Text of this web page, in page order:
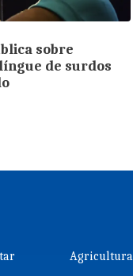
sobre
de surdos
Agricultura